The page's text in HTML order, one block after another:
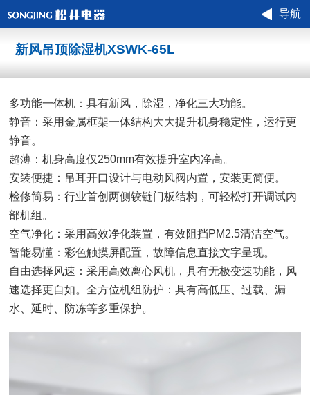
导航
新风吊顶除湿机XSWK-65L
多功能一体机：具有新风，除湿，净化三大功能。
静音：采用金属框架一体结构大大提升机身稳定性，运行更
静音。
超薄：机身高度仅250mm有效提升室内净高。
安装便捷：吊耳开口设计与电动风阀内置，安装更简便。
检修简易：行业首创两侧铰链门板结构，可轻松打开调试内
部机组。
空气净化：采用高效净化装置，有效阻挡PM2.5清洁空气。
智能易懂：彩色触摸屏配置，故障信息直接文字呈现。
自由选择风速：采用高效离心风机，具有无极变速功能，风
速选择更自如。全方位机组防护：具有高低压、过载、漏
水、延时、防冻等多重保护。